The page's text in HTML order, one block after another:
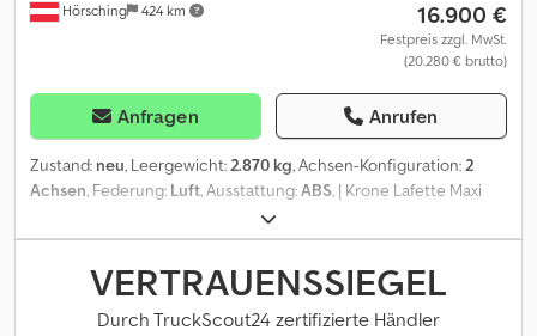
Hörsching 424 km 16.900 €
Festpreis zzgl. MwSt.
(20.280 € brutto)
Anfragen Anrufen
Zustand: neu, Leergewicht:2.870 kg, Achsen-Konfiguration:2
Achsen, Federung: Luft, Ausstattung:ABS, | Krone Lafette Maxi
AZW18 | Werkzeugkasten | Verstellbare Deichsel | Hubhöhe
112/132cm | Ersatzradhalter | BPW-Achsen mit Scheibenbremse |
Irrtum und Vorverkauf vorbehalten. Crjdpfx Adjzb I Dxsijf
VERTRAUENSSIEGEL
Durch TruckScout24 zertifizierte Händler